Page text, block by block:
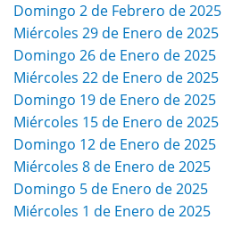
Domingo 2 de Febrero de 2025
Miércoles 29 de Enero de 2025
Domingo 26 de Enero de 2025
Miércoles 22 de Enero de 2025
Domingo 19 de Enero de 2025
Miércoles 15 de Enero de 2025
Domingo 12 de Enero de 2025
Miércoles 8 de Enero de 2025
Domingo 5 de Enero de 2025
Miércoles 1 de Enero de 2025